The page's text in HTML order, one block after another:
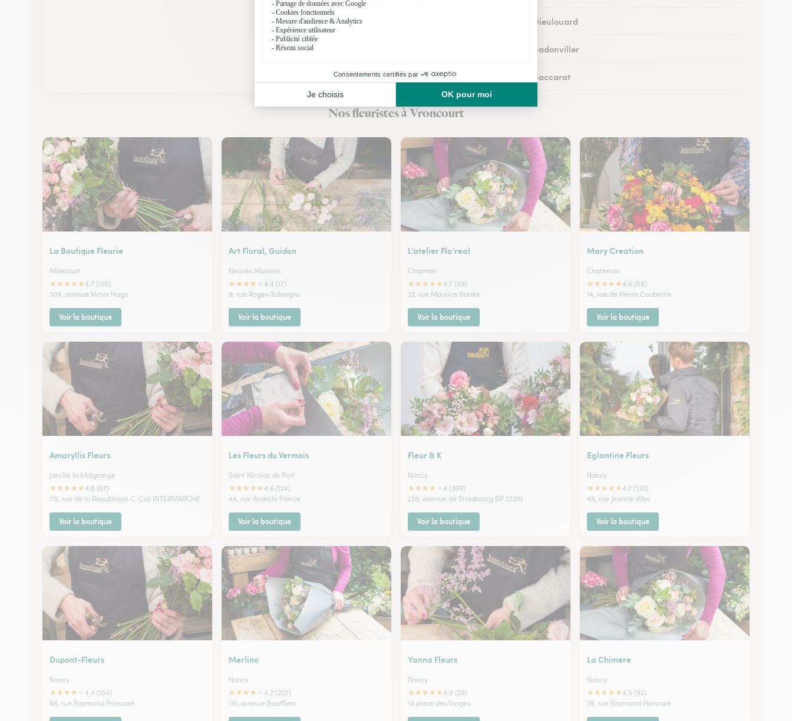
Fleuristes à Dieulouard
Fleuristes à Badonviller
Fleuristes à Baccarat
Fleuristes à Piennes
Nos fleuristes à Vroncourt
La Boutique Fleurie
Mirecourt
★★★★★4.7 (125)
309, avenue Victor Hugo
Voir la boutique
Art Floral, Guidon
Neuves Maisons
★★★★
4.4 (17)
9, rue Roger-Salengro
Voir la boutique
L’atelier Flo’real
Charmes
★★★★★4.7 (59)
22, rue Maurice Barrès
Voir la boutique
Mary Creation
Chatenois
★★★★★4.6 (58)
14, rue de Pierre Coubertin
Voir la boutique
Amaryllis Fleurs
Jarville la Malgrange
★★★★★4.8 (67)
115, rue de la République C. Cial INTERMARCHE
Voir la boutique
Les Fleurs du Vermois
Saint Nicolas de Port
★★★★★4.6 (124)
44, rue Anatole France
Voir la boutique
Fleur & K
Nancy
★★★★
4 (399)
228, avenue de Strasbourg BP 22310
Voir la boutique
Eglantine Fleurs
Nancy
★★★★★4.7 (130)
48, rue Jeanne d'Arc
Voir la boutique
Dupont-Fleurs
Nancy
★★★★
4.4 (104)
86, rue Raymond Poincaré
Merlino
Nancy
★★★★
4.2 (207)
116, avenue Boufflers
Yanna Fleurs
Nancy
★★★★★4.9 (29)
14 place des Vosges
La Chimere
Nancy
★★★★★4.5 (92)
28, rue Raymond Poincaré